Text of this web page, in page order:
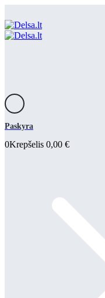
Paskyra
0Krepšelis 0,00 €